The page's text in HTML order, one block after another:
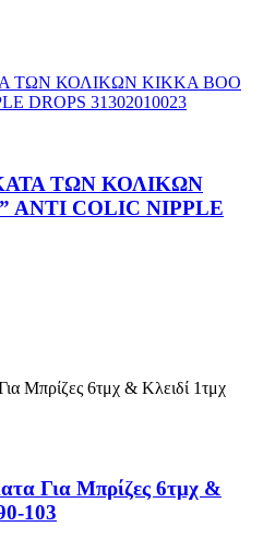
ΤΩΝ ΚΟΛΙΚΩΝ
ANTI COLIC NIPPLE
Για Μπρίζες 6τμχ &
103